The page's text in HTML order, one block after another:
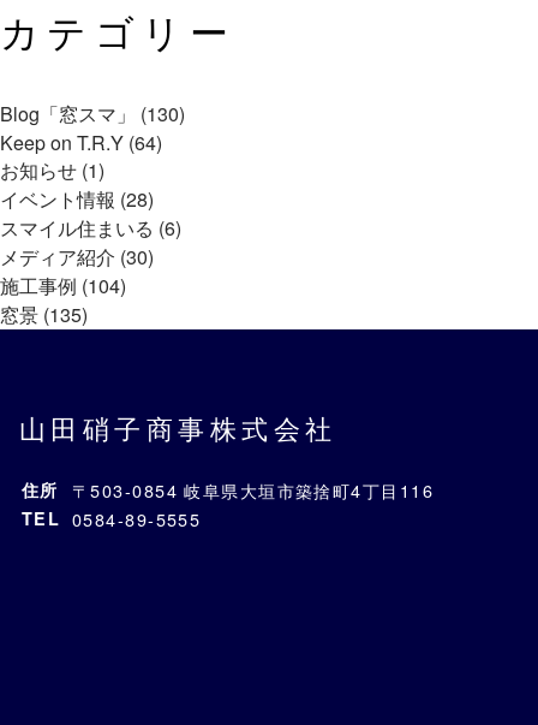
カテゴリー
Blog「窓スマ」 (130)
Keep on T.R.Y (64)
お知らせ (1)
イベント情報 (28)
スマイル住まいる (6)
メディア紹介 (30)
施工事例 (104)
窓景 (135)
山田硝子商事株式会社
住所 〒503-0854 岐阜県大垣市築捨町4丁目116
TEL 0584-89-5555